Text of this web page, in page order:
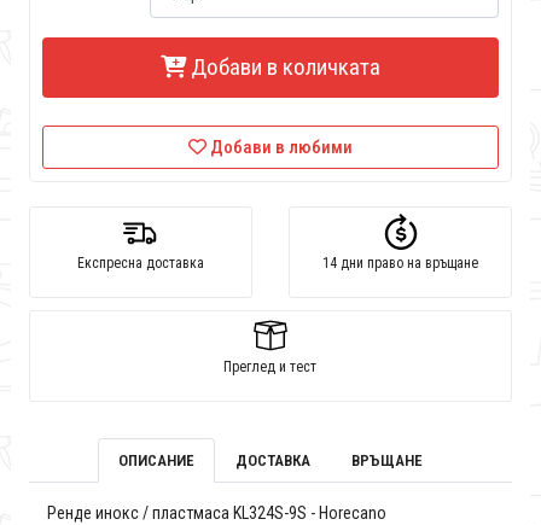
Добави в количката
Добави в любими
Експресна доставка 14 дни право на връщане
Преглед и тест
ОПИСАНИЕ ДОСТАВКА ВРЪЩАНЕ
Ренде инокс / пластмаса KL324S-9S - Horecano